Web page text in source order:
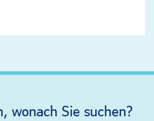
wonach Sie suchen?